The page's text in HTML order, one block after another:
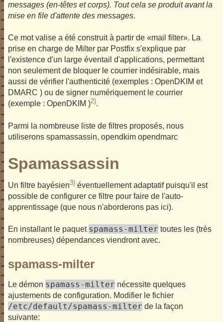
messages (en-têtes et corps). Tout cela se produit avant la
mise en file d'attente des messages.
Ce mot valise a été construit à partir de «mail filter». La
prise en charge de Milter par Postfix s'explique par
l'existence d'un large éventail d'applications, permettant
non seulement de bloquer le courrier indésirable, mais
aussi de vérifier l'authenticité (exemples : OpenDKIM et
DMARC ) ou de signer numériquement le courrier
(exemple : OpenDKIM )2).
Parmi la nombreuse liste de filtres proposés, nous
utiliserons spamassassin, opendkim opendmarc
Spamassassin
Un filtre bayésien3) éventuellement adaptatif puisqu'il est
possible de configurer ce filtre pour faire de l'auto-
apprentissage (que nous n'aborderons pas ici).
En installant le paquet spamass-milter toutes les (très
nombreuses) dépendances viendront avec.
spamass-milter
Le démon spamass-milter nécessite quelques
ajustements de configuration. Modifier le fichier
/etc/default/spamass-milter de la façon
suivante: